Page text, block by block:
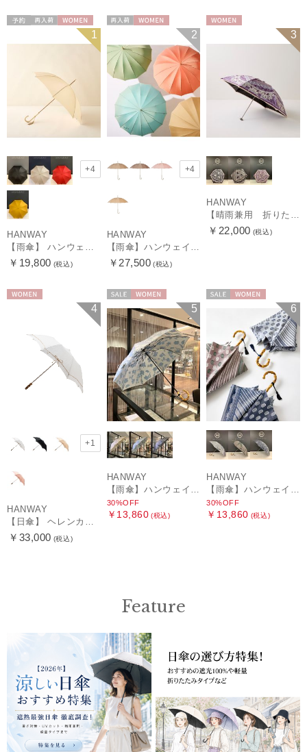
WOMEN 1
+4
HANWAY
【雨傘】 ハンウェイ （HANWAY） Couturier クチュリエ 長傘 日本製
￥19,800 (税込)
2
+4
HANWAY
【雨傘】ハンウェイ （HANWAY ）真田耳（サナダミミ）長傘 日本製 カーボン骨
￥27,500 (税込)
3
HANWAY
【晴雨兼用 折りたたみ日傘】ハンウェイ（ＨＡＮＷＡＹ）Vestido de frida（べスティード・デ・フリーダ）
￥22,000 (税込)
4
+1
HANWAY
￥33,000 (税込)
5
HANWAY
30%OFF
￥13,860 (税込)
6
HANWAY
30%OFF
￥13,860 (税込)
Feature